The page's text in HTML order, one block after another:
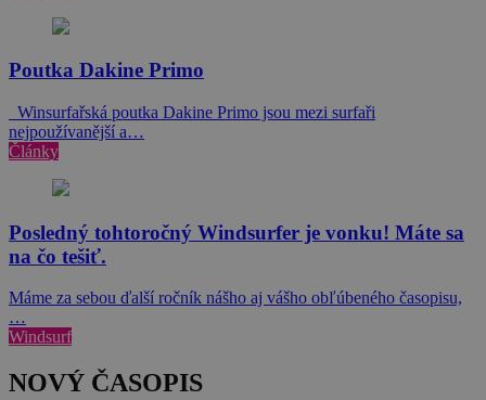
Poutka Dakine Primo
Winsurfařská poutka Dakine Primo jsou mezi surfaři
nejpoužívanější a…
Články
Posledný tohtoročný Windsurfer je vonku! Máte sa
na čo tešiť.
Máme za sebou ďalší ročník nášho aj vášho obľúbeného časopisu,
…
Windsurf
NOVÝ ČASOPIS